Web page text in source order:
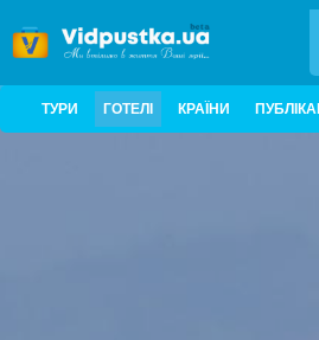
ТУРИ ГОТЕЛІ КРАЇНИ